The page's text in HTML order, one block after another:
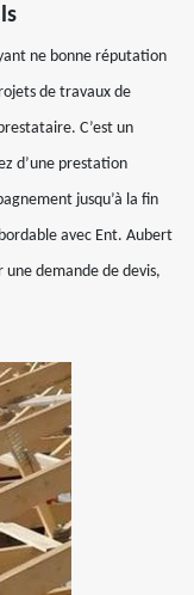
ne bonne réputation
de travaux de
C’est un
d’une prestation
jusqu’à la fin
avec Ent. Aubert
demande de devis,